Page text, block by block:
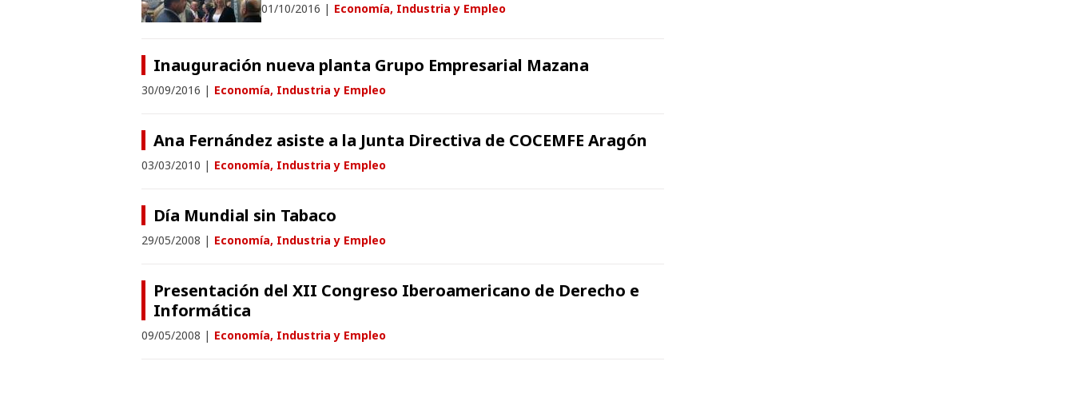
01/10/2016 | Economía, Industria y Empleo
Inauguración nueva planta Grupo Empresarial Mazana
30/09/2016 | Economía, Industria y Empleo
Ana Fernández asiste a la Junta Directiva de COCEMFE Aragón
03/03/2010 | Economía, Industria y Empleo
Día Mundial sin Tabaco
29/05/2008 | Economía, Industria y Empleo
Presentación del XII Congreso Iberoamericano de Derecho e
Informática
09/05/2008 | Economía, Industria y Empleo